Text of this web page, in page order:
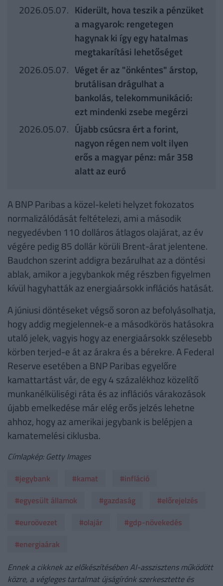
2026.05.07. Kiderült, hova teszik a pénzüket
a magyarok: rengetegen
hagynak ki így egy hatalmas
megtakarítási lehetőséget
2026.05.07. Véget ér az "önkéntes" árstop,
brutálisan drágulhat a
bankolás, telekommunikáció:
ezt mindenki zsebe megérzi
2026.05.07. Újabb csúcsra ért a forint,
nagyon régen nem volt ilyen
erős a magyar pénz: már 358
alatt az euró
A BNP Paribas a közel-keleti helyzet fokozatos
normalizálódását feltételezi, ami a második
negyedévben 110 dolláros átlagos olajárat, az év
végére pedig 85 dollár körüli Brent-árat jelentene.
Baudchon szerint addigra bezárulhat az a döntési
ablak, amikor a jegybankok még részben figyelmen
kívül hagyhatták az energiaársokk inflációs hatását.
A júniusi döntéseket végső soron az befolyásolhatja,
hogy addig megjelennek-e a másodkörös hatásokra
utaló jelek, vagyis hogy az energiaársokk szélesebb
körben terjed-e át az árakra és a bérekre. A Federal
Reserve esetében a BNP Paribas egyelőre
kamattartást vár, de egy 4 százalékhoz közelítő
munkanélküliségi ráta és az inflációs várakozások
újabb emelkedése már elég erős jelzés lehetne
ahhoz, hogy az amerikai jegybank is belépjen a
kamatemelési ciklusba.
Címlapkép: Getty Images
#jegybank
#kamat
#infláció
#egyesült államok
#gazdaság
#előrejelzés
#euroövezet
#olajár
#gdp-növekedés
#energiaárak
Ennek a cikknek az előkészítésében AI-asszisztens működött
közre, a végleges tartalmat újságírónk szerkesztette és